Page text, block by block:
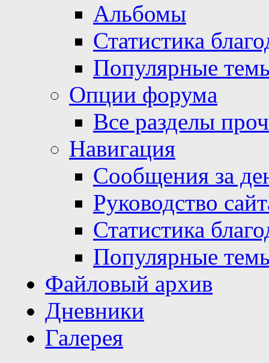
Альбомы
Статистика
Популярные
Опции форума
Все разделы
Навигация
Сообщения за
Руководство
Статистика
Популярные
Файловый архив
Дневники
Галерея